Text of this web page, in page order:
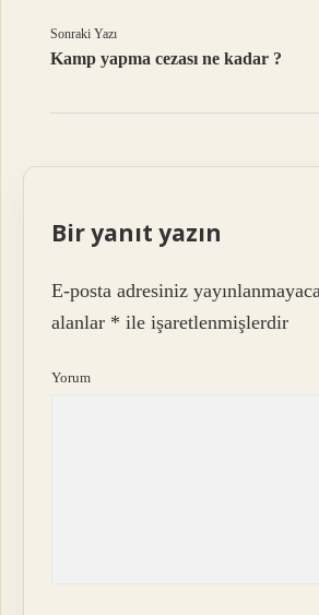
Sonraki Yazı
Kamp yapma cezası ne kadar ?
Bir yanıt yazın
E-posta adresiniz
alanlar * ile işaretlenmişlerdir
Yorum